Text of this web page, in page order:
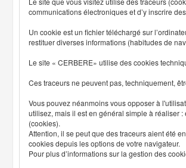
communications électroniques et d’y inscrire
Un cookie est un fichier téléchargé sur
restituer diverses informations (habitudes de
Le site « CERBERE» utilise des cookies
Ces traceurs ne peuvent pas, techniquement,
Vous pouvez néanmoins vous opposer à
utilisez, mais il est en général simple à réaliser
(cookies).
Attention, il se peut que des traceurs aient été
cookies depuis les options de votre navigateur.
Pour plus d’informations sur la gestion des